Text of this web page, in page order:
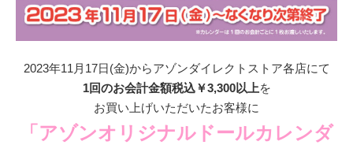
2023年11月17日(金)からアゾンダイレクトストア各店にて
1回のお会計金額税込￥3,300以上を
お買い上げいただいたお客様に
「アゾンオリジナルドールカレンダ